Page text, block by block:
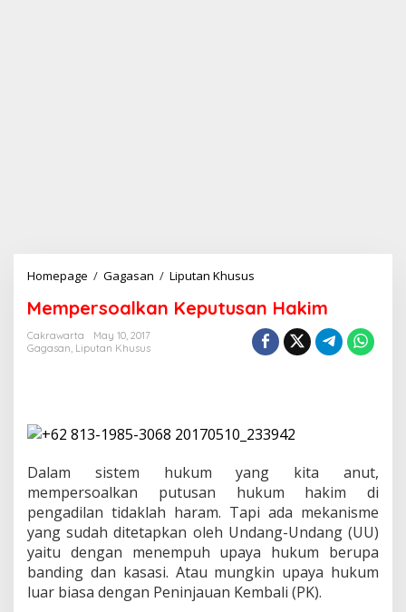
Homepage / Gagasan / Liputan Khusus
m
p
r
k
n
K
e
p
u
t
u
s
a
Mempersoalkan Keputusan Hakim
Cakrawarta
May 10, 2017
Gagasan, Liputan Khusus
Dalam sistem hukum yang kita anut,
mempersoalkan putusan hukum hakim di
pengadilan tidaklah haram. Tapi ada mekanisme
yang sudah ditetapkan oleh Undang-Undang (UU)
yaitu dengan menempuh upaya hukum berupa
banding dan kasasi. Atau mungkin upaya hukum
luar biasa dengan Peninjauan Kembali (PK).